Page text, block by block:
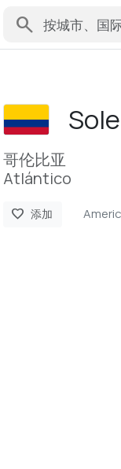
search
哥伦比亚
Atlántico
favorite 添加